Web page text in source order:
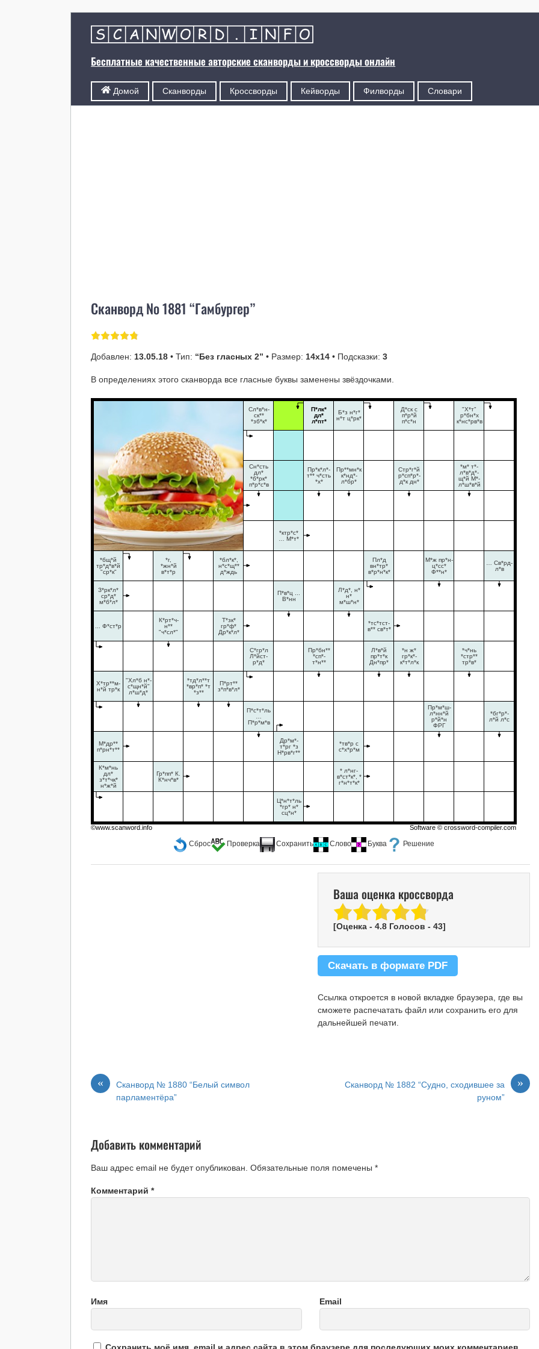
Бесплатные качественные авторские сканворды и кроссворды онлайн
Домой Сканворды Кроссворды Кейворды Филворды Словари
Сканворд № 1881 “Гамбургер”
Добавлен: 13.05.18 • Тип: “Без гласных 2” • Размер: 14х14 • Подсказки:3
В определениях этого сканворда все гласные буквы заменены звёздочками.
Сброс Проверка Сохранить Слово Буква Решение
Сл*в*н-
ск**
*зб*к*
П*лк*
дл*
л*пт*
Б*з н*г*
н*т ц*рк*
Д*ск с
п*р*й
п*с*н
"Х*т"
р*бн*х
к*нс*рв*в
Сн*сть
дл*
*б*рк*
п*р*с*в
Пр*к*л*-
т** ч*сть
*х*
Пр**мн*к
к*нд*-
л*бр*
Стр*г*й
р*сп*р*-
д*к дн*
*м* т*-
л*в*д*-
щ*й М*-
л*ш*в*й
*ктр*с*
… М*т*
*бщ*й
тр*д*в*й
"ср*к"
*г,
*жн*й
в*т*р
*бл*к*,
н*с*щ**
д*ждь
Пл*д
вн*тр*
в*р*н*к*
М*ж пр*н-
ц*сс*
Ф**н*
… Св*рд-
л*в
З*рк*л*
ср*д*
м*б*л*
П*в*ц ...
В*нн
Л*д*, н*
н*
м*ш*н*
... Ф*ст*р
К*рт*ч-
н**
"ч*сл*"
Т*зк*
гр*ф*
Др*к*л*
*тс*тст-
в** св*т*
С*гр*л
Л*йст-
р*д*
Пр*бн**
*сп*-
т*н**
Л*в*й
пр*т*к
Дн*пр*
*н ж*
гр*к*-
к*т*л*к
*ч*нь
*стр**
тр*в*
Х*тр**м-
н*й тр*к
"Хл*б н*-
с*щн*й"
л*ш*д*
*тд*л**т
*вр*п* *т
*з**
П*рт**
з*п*в*л*
П*с*т*ль
П*р*м*в
Пр*м*ш-
л*нн*й
р*й*н
ФРГ
*бг*р*-
л*й л*с
М*др**
п*рн*т**
Др*м*-
т*рг *з
Н*рв*г**
*тв*р с
с*х*р*м
К*м*нь
дл*
з*т*чк*
н*ж*й
Гр*пп* К.
К*нч*в*
* л*нг-
в*ст*к*, *
г*н*т*к*
Ц*н*т*ль
*гр* н*
сц*н*
©www.scanword.info Software ©crossword-compiler.com
Ваша оценка кроссворда
[Оценка - 4.8Голосов - 43]
Скачать в формате PDF
Ссылка откроется в новой вкладке браузера, где вы
сможете распечатать файл или сохранить его для
дальнейшей печати.
«
Сканворд № 1880 “Белый символ
парламентёра”
»
Сканворд № 1882 “Судно, сходившее за
руном”
Добавить комментарий
Ваш адрес email не будет опубликован. Обязательные поля помечены*
Комментарий*
Имя Email